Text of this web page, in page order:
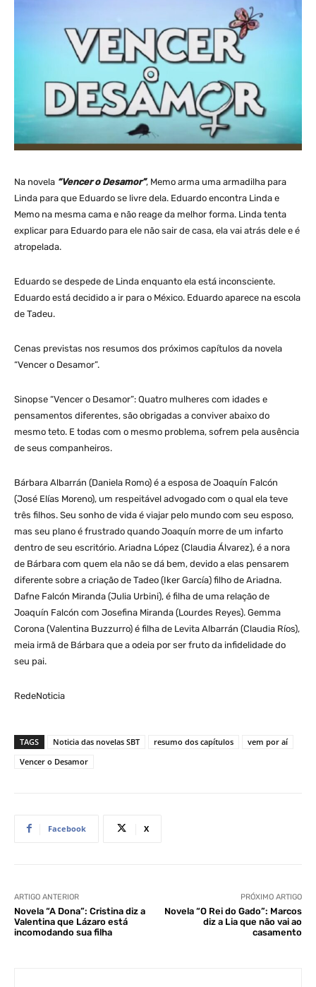
Na novela “Vencer o Desamor”, Memo arma uma armadilha para
Linda para que Eduardo se livre dela. Eduardo encontra Linda e
Memo na mesma cama e não reage da melhor forma. Linda tenta
explicar para Eduardo para ele não sair de casa, ela vai atrás dele e é
atropelada.
Eduardo se despede de Linda enquanto ela está inconsciente.
Eduardo está decidido a ir para o México. Eduardo aparece na escola
de Tadeu.
Cenas previstas nos resumos dos próximos capítulos da novela
“Vencer o Desamor”.
Sinopse “Vencer o Desamor”: Quatro mulheres com idades e
pensamentos diferentes, são obrigadas a conviver abaixo do
mesmo teto. E todas com o mesmo problema, sofrem pela ausência
de seus companheiros.
Bárbara Albarrán (Daniela Romo) é a esposa de Joaquín Falcón
(José Elías Moreno), um respeitável advogado com o qual ela teve
três filhos. Seu sonho de vida é viajar pelo mundo com seu esposo,
mas seu plano é frustrado quando Joaquín morre de um infarto
dentro de seu escritório. Ariadna López (Claudia Álvarez), é a nora
de Bárbara com quem ela não se dá bem, devido a elas pensarem
diferente sobre a criação de Tadeo (Iker García) filho de Ariadna.
Dafne Falcón Miranda (Julia Urbini), é filha de uma relação de
Joaquín Falcón com Josefina Miranda (Lourdes Reyes). Gemma
Corona (Valentina Buzzurro) é filha de Levita Albarrán (Claudia Ríos),
meia irmã de Bárbara que a odeia por ser fruto da infidelidade do
seu pai.
RedeNoticia
TAGS Noticia das novelas SBT resumo dos capítulos
vem por aí
Vencer o Desamor
Facebook X
ARTIGO ANTERIOR
Novela “A Dona”: Cristina diz a
Valentina que Lázaro está
incomodando sua filha
PRÓXIMO ARTIGO
Novela “O Rei do Gado”: Marcos
diz a Lia que não vai ao
casamento